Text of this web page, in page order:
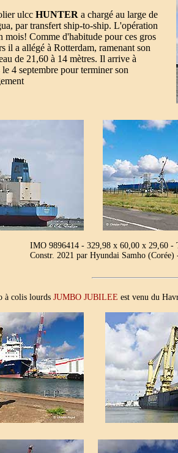
ulcc HUNTER a chargé au large de
par transfert ship-to-ship. L'opération
mois! Comme d'habitude pour ces gros
il a allégé à Rotterdam, ramenant son
de 21,60 à 14 mètres. Il arrive à
4 septembre pour terminer son
IMO 9896414 - 329,98 x 60,00 x 29,60
Constr. 2021 par Hyundai Samho
à colis lourds JUMBO JUBILEE est venu du